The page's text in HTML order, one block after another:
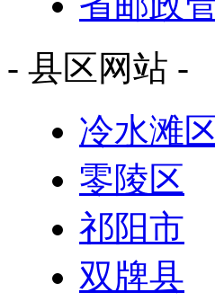
- 县区网站 -
冷水滩
零陵区
祁阳市
双牌县